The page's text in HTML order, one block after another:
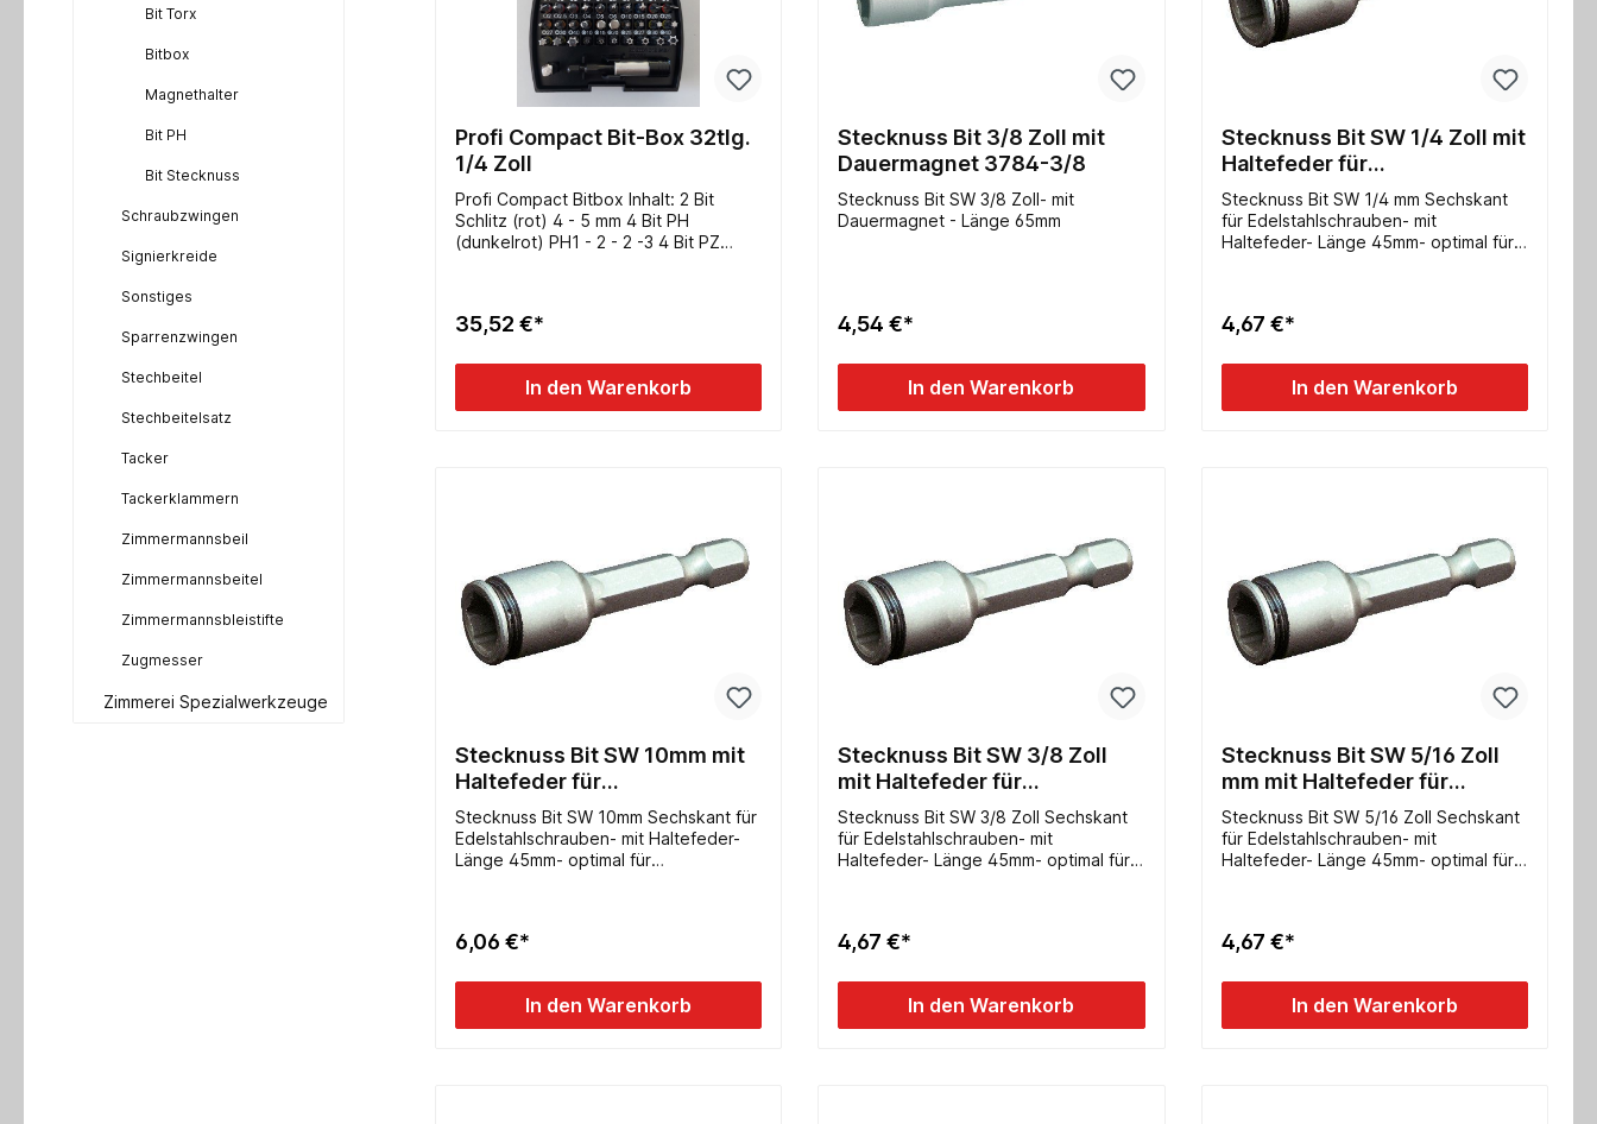
Bit Torx
Bitbox
Magnethalter
Bit PH
Bit Stecknuss
Schraubzwingen
Signierkreide
Sonstiges
Sparrenzwingen
Stechbeitel
Stechbeitelsatz
Tacker
Tackerklammern
Zimmermannsbeil
Zimmermannsbeitel
Zimmermannsbleistifte
Zugmesser
Zimmerei Spezialwerkzeuge
Profi Compact Bit-Box 32tlg.
1/4 Zoll
Profi Compact Bitbox Inhalt: 2 Bit
Schlitz (rot) 4 - 5 mm 4 Bit PH
(dunkelrot) PH1 - 2 - 2 -3 4 Bit PZ
- 25 - 27 - 30 - 40 6 Bit Innen-6-kant
Stecknuss Bit Adapter 1/4Zoll x
1/4Zoll, 25 mm 1 Bit-Magnethalter mit
Schnellspannfutter, 60 mm
35,52 €*
In den Warenkorb
Stecknuss Bit 3/8 Zoll mit
Dauermagnet 3784-3/8
Stecknuss Bit SW 3/8 Zoll- mit
Dauermagnet - Länge 65mm
4,54 €*
In den Warenkorb
Stecknuss Bit SW 1/4 Zoll mit
Haltefeder für
Edelstahlschrauben 3785-
1/4
Stecknuss Bit SW 1/4 mm Sechskant
für Edelstahlschrauben- mit
Haltefeder- Länge 45mm- optimal für
4,67 €*
In den Warenkorb
Stecknuss Bit SW 10mm mit
Haltefeder für
Edelstahlschrauben 3785-10
Stecknuss Bit SW 10mm Sechskant für
Edelstahlschrauben- mit Haltefeder-
Länge 45mm- optimal für
6,06 €*
In den Warenkorb
Stecknuss Bit SW 3/8 Zoll
mit Haltefeder für
Edelstahlschrauben 3785-
3/8
Stecknuss Bit SW 3/8 Zoll Sechskant
für Edelstahlschrauben- mit
Haltefeder- Länge 45mm- optimal für
4,67 €*
In den Warenkorb
Stecknuss Bit SW 5/16 Zoll
mm mit Haltefeder für
Edelstahlschrauben 3785-
5/16
Stecknuss Bit SW 5/16 Zoll Sechskant
für Edelstahlschrauben- mit
Haltefeder- Länge 45mm- optimal für
4,67 €*
In den Warenkorb